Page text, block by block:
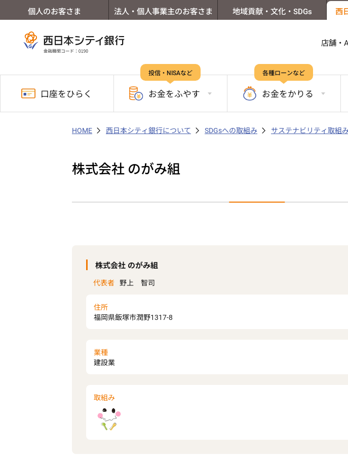
個人のお客さま 法人・個人事業主のお客さま 地域貢献・文化・SDGs 西
店舗・
口座を ひらく
投信・NISAなど
お金をふやす
各種ローンなど
お金をかりる
HOME 西日本シティ銀行について SDGsへの取組み サステナビリティ取組
株式会社 のがみ組
株式会社 のがみ組
代表者 野上 智司
住所
福岡県飯塚市潤野1317-8
業種
建設業
取組み